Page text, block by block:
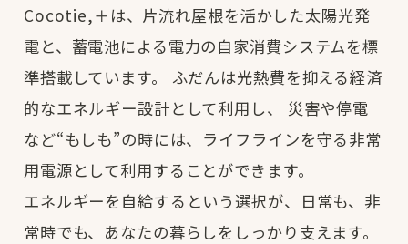
Cocotie,＋は、片流れ屋根を活かした太陽光発
電と、蓄電池による電力の自家消費システムを標
準搭載しています。
ふだんは光熱費を抑える経済
的なエネルギー設計として利用し、
災害や停電
など“もしも”の時には、ライフラインを守る非常
用電源として利用することができます。
エネルギーを自給するという選択が、日常も、非
常時でも、 あなたの暮らしをしっかり支えます。